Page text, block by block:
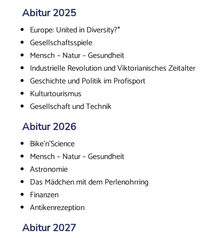
Abitur 2025
Europe: United in Diversity?*
Gesellschaftsspiele
Mensch – Natur – Gesundheit
Industrielle Revolution und Viktorianisches Zeitalter
Geschichte und Politik im Profisport
Kulturtourismus
Gesellschaft und Technik
Abitur 2026
Bike’n’Science
Mensch – Natur – Gesundheit
Astronomie
Das Mädchen mit dem Perlenohrring
Finanzen
Antikenrezeption
Abitur 2027